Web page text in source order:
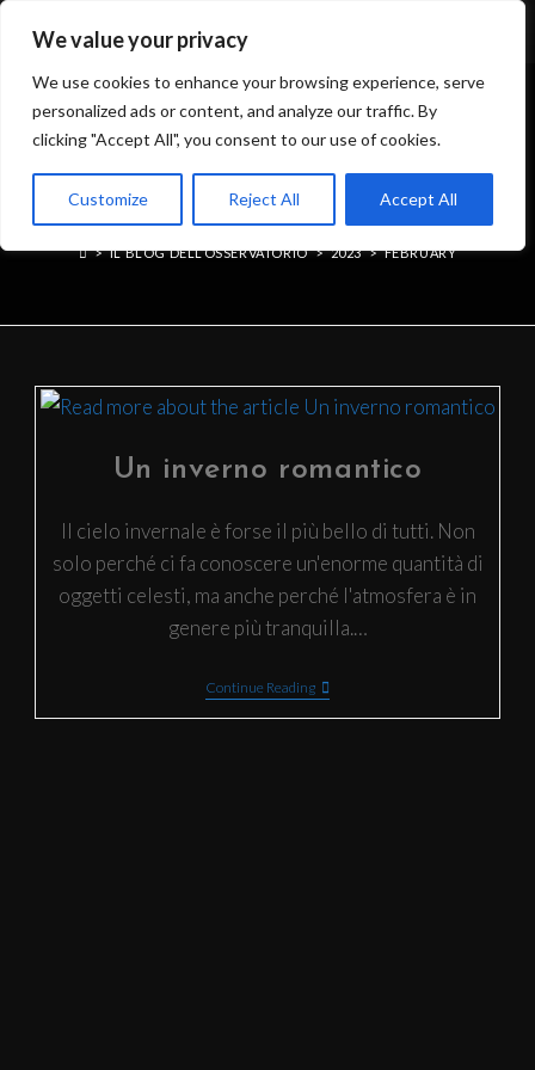
We value your privacy
We use cookies to enhance your browsing experience, serve
personalized ads or content, and analyze our traffic. By
clicking "Accept All", you consent to our use of cookies.
Customize Reject All Accept All
MONTHLY ARCHIVES:
FEBRUARY 2023
> IL BLOG DELL’OSSERVATORIO > 2023 > FEBRUARY
Un inverno romantico
Il cielo invernale è forse il più bello di tutti. Non
solo perché ci fa conoscere un'enorme quantità di
oggetti celesti, ma anche perché l'atmosfera è in
genere più tranquilla.…
Continue Reading